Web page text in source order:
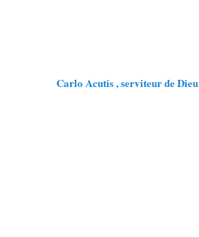
Carlo Acutis , serviteur de Dieu